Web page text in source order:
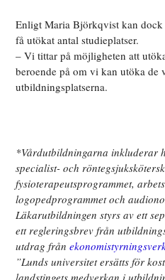
Enligt Maria Björkqvist kan
få utökat antal studieplatser.
– Vi tittar på möjligheten att
beroende på om vi kan utöka de
utbildningsplatserna.
*Vårdutbildningarna inkluderar
specialist- och
fysioterapeutsprogrammet,
logopedprogrammet och
Läkarutbildningen styrs av ett
ett regleringsbrev från
utdrag från
”Lunds universitet ersätts för